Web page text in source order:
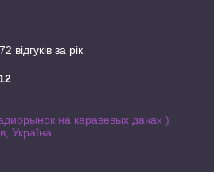
відгуків за рік
на каравевых дачах )
Україна